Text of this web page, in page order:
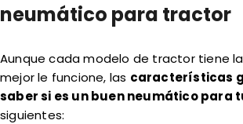
neumático para tractor
Aunque cada modelo de tractor tiene
mejor le funcione, las características
saber si es un buen neumático para
siguientes: